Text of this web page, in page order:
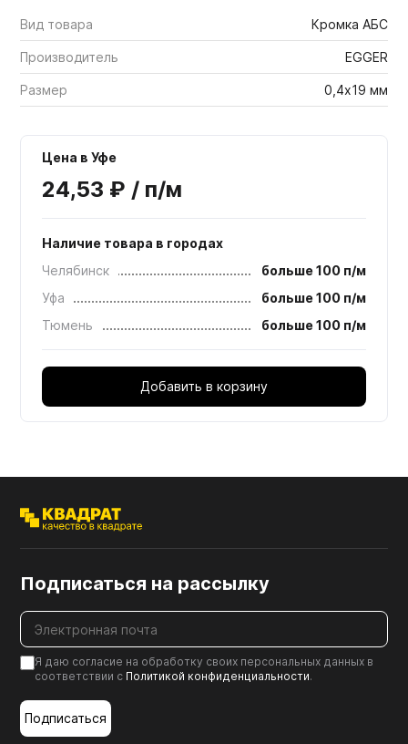
Вид товара Кромка АБС
Производитель EGGER
Размер 0,4х19 мм
Цена в Уфе
24,53 ₽ / п/м
Наличие товара в городах
Челябинск
больше 100 п/м
Уфа
больше 100 п/м
Тюмень
больше 100 п/м
Добавить в корзину
Подписаться на рассылку
Я даю согласие на обработку своих персональных данных в
соответствии с Политикой конфиденциальности.
Подписаться